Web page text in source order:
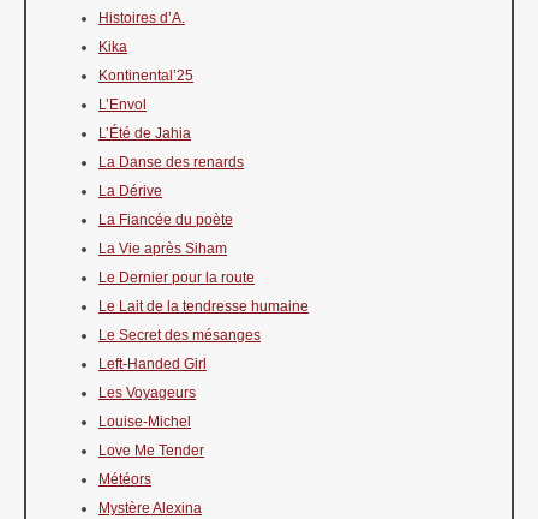
Histoires d’A.
Kika
Kontinental’25
L’Envol
L’Été de Jahia
La Danse des renards
La Dérive
La Fiancée du poète
La Vie après Siham
Le Dernier pour la route
Le Lait de la tendresse humaine
Le Secret des mésanges
Left-Handed Girl
Les Voyageurs
Louise-Michel
Love Me Tender
Météors
Mystère Alexina